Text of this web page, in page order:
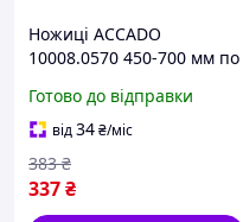
Ножиці ACCADO
10008.0570 450-700 мм по
універсальні для ПВХ
вікон поворотно-відкидні
Готово до відправки
від34₴/міс
337₴
383 ₴